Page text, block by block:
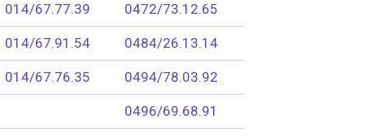
014/67.77.39 0472/73.12.65
014/67.91.54 0484/26.13.14
014/67.76.35 0494/78.03.92
0496/69.68.91